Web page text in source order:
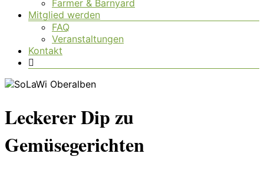
Farmer & Barnyard
Mitglied werden
FAQ
Veranstaltungen
Kontakt
Leckerer Dip zu
Gemüsegerichten